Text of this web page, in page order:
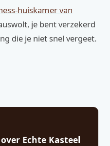
huiskamer van
je bent verzekerd
die je niet snel vergeet.
Echte Kasteel